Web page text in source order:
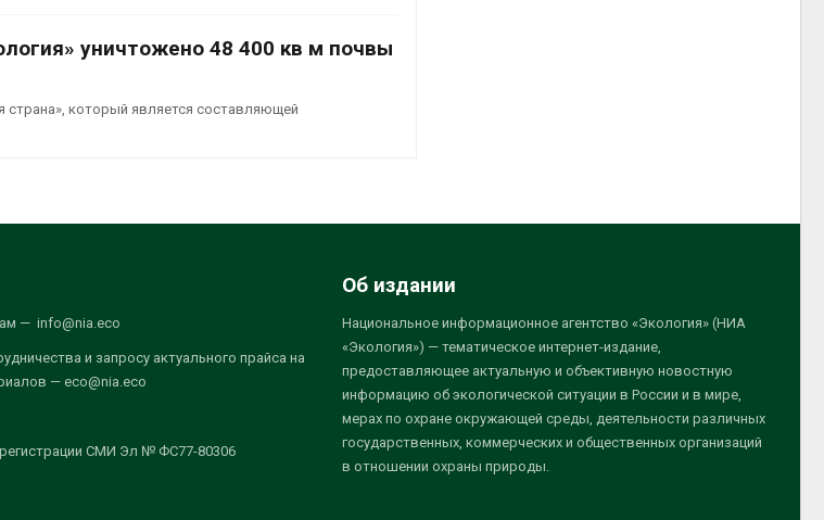
уничтожено 48 400 кв м почвы
страна», который является составляющей
— info@nia.eco
и запросу актуального прайса на
— eco@nia.eco
СМИ Эл № ФС77-80306
Об издании
Национальное информационное агентство «Экология» (НИА
«Экология») — тематическое интернет-издание,
предоставляющее актуальную и объективную новостную
информацию об экологической ситуации в России и в мире,
мерах по охране окружающей среды, деятельности различных
государственных, коммерческих и общественных организаций
в отношении охраны природы.